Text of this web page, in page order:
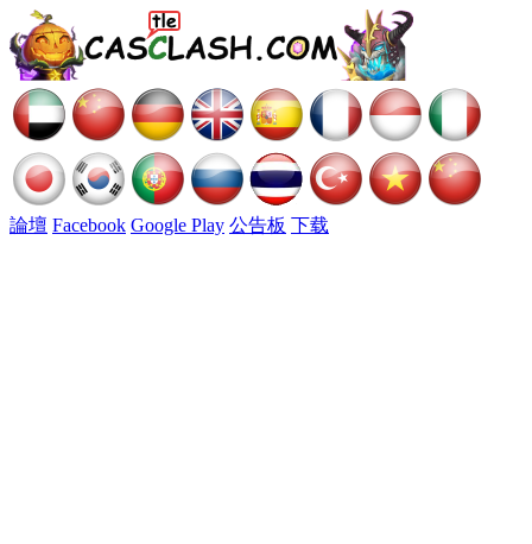
論壇 Facebook Google Play 公告板 下载